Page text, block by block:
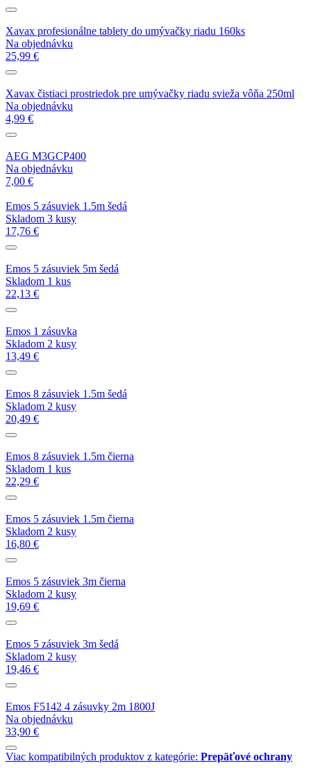
Xavax profesionálne tablety do umývačky riadu 160ks
Na objednávku
25,99 €
Xavax čistiaci prostriedok pre umývačky riadu svieža vôňa 250ml
Na objednávku
4,99 €
AEG M3GCP400
Na objednávku
7,00 €
Emos 5 zásuviek 1.5m šedá
Skladom 3 kusy
17,76 €
Emos 5 zásuviek 5m šedá
Skladom 1 kus
22,13 €
Emos 1 zásuvka
Skladom 2 kusy
13,49 €
Emos 8 zásuviek 1.5m šedá
Skladom 2 kusy
20,49 €
Emos 8 zásuviek 1.5m čierna
Skladom 1 kus
22,29 €
Emos 5 zásuviek 1.5m čierna
Skladom 2 kusy
16,80 €
Emos 5 zásuviek 3m čierna
Skladom 2 kusy
19,69 €
Emos 5 zásuviek 3m šedá
Skladom 2 kusy
19,46 €
Emos F5142 4 zásuvky 2m 1800J
Na objednávku
33,90 €
Viac kompatibilných produktov z kategórie: Prepäťové ochrany